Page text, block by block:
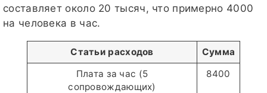
составляет около 20 тысяч, что примерно 4000
на человека в час.
Статьи расходов
Сумма
Плата за час (5
сопровождающих)
8400